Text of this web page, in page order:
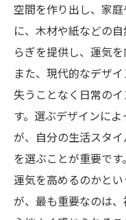
空間を作り出し、家
に、木材や紙などの
らぎを提供し、運気
また、現代的なデザ
失うことなく日常の
す。選ぶデザインに
が、自分の生活スタ
を選ぶことが重要で
運気を高めるのかと
が、最も重要なのは